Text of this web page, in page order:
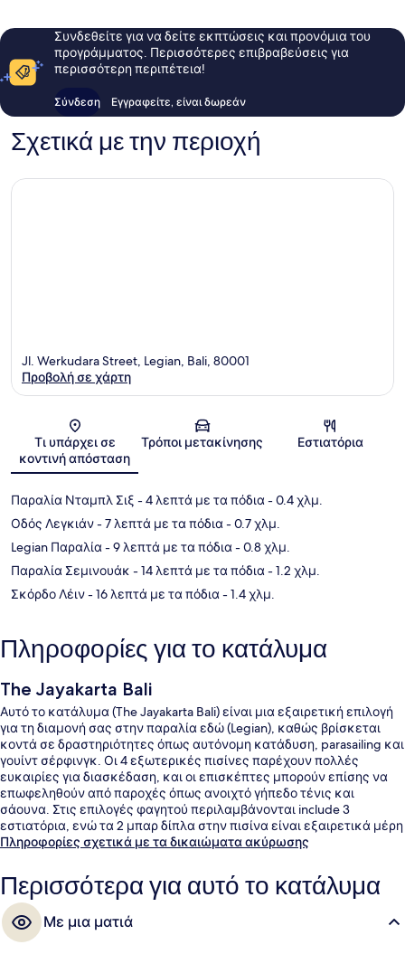
Συνδεθείτε για να δείτε εκπτώσεις και προνόμια του
προγράμματος. Περισσότερες επιβραβεύσεις για
περισσότερη περιπέτεια!
Σύνδεση Εγγραφείτε, είναι δωρεάν
Σχετικά με την περιοχή
Χάρτης
Jl. Werkudara Street, Legian, Bali, 80001
Προβολή σε χάρτη
Τι υπάρχει σε
κοντινή απόσταση
Τρόποι μετακίνησης Εστιατόρια
Παραλία Νταμπλ Σιξ - 4 λεπτά με τα πόδια- 0.4 χλμ.
Οδός Λεγκιάν- 7 λεπτά με τα πόδια- 0.7 χλμ.
Legian Παραλία- 9 λεπτά με τα πόδια- 0.8 χλμ.
Παραλία Σεμινουάκ - 14 λεπτά με τα πόδια- 1.2 χλμ.
Σκόρδο Λέιν- 16 λεπτά με τα πόδια- 1.4 χλμ.
Πληροφορίες για το κατάλυμα
The Jayakarta Bali
Αυτό το κατάλυμα (The Jayakarta Bali) είναι μια εξαιρετική επιλογή
για τη διαμονή σας στην παραλία εδώ (Legian), καθώς βρίσκεται
κοντά σε δραστηριότητες όπως αυτόνομη κατάδυση, parasailing και
γουίντ σέρφινγκ. Οι 4 εξωτερικές πισίνες παρέχουν πολλές
ευκαιρίες για διασκέδαση, και οι επισκέπτες μπορούν επίσης να
επωφεληθούν από παροχές όπως ανοιχτό γήπεδο τένις και
σάουνα. Στις επιλογές φαγητού περιλαμβάνονται include 3
εστιατόρια, ενώ τα 2 μπαρ δίπλα στην πισίνα είναι εξαιρετικά μέρη
για να απολαύσετε ένα δροσερό ποτό. Θα βρείτε ακόμη βεράντα
πισίνα και το εξυπηρετικό προσωπικό τα καταλύματα λαμβάνουν
εξαιρετική βαθμολογία από τους ταξιδιώτες.
Πληροφορίες σχετικά με τα δικαιώματα ακύρωσης
Περισσότερα για αυτό το κατάλυμα
Με μια ματιά